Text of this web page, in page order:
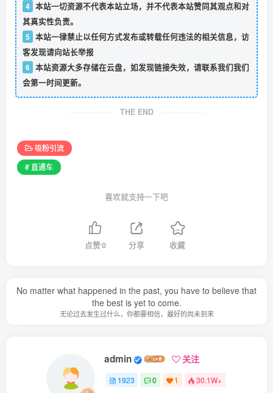
4 本站一切资源不代表本站立场，并不代表本站赞同其观点和对
其真实性负责。
5 本站一律禁止以任何方式发布或转载任何违法的相关信息，访
客发现请向站长举报
6 本站资源大多存储在云盘，如发现链接失效，请联系我们我们
会第一时间更新。
THE END
吸粉引流
# 直通车
喜欢就支持一下吧
点赞0 分享 收藏
No matter what happened in the past, you have to believe that
the best is yet to come.
无论过去发生过什么，你都要相信，最好的尚未到来
admin 关注
1923 0 1 30.1W+